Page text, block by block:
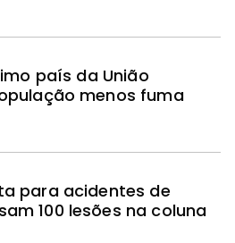
país da União
menos fuma
para acidentes de
100 lesões na coluna